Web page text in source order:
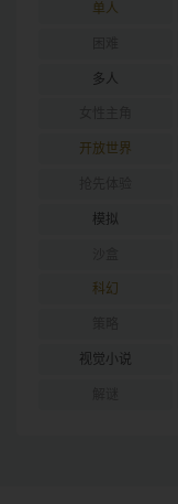
单人
多人
开放世界
模拟
科幻
视觉小说